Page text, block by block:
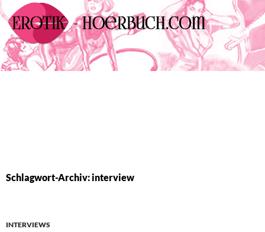
ZUM
INHALT
SPRINGEN
Schlagwort-Archiv: interview
INTERVIEWS